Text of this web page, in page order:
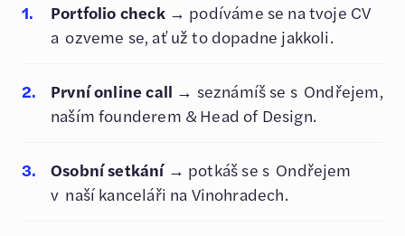
Portfolio check→ podíváme se na tvoje CV
a ozveme se, ať už to dopadne jakkoli.
První online call → seznámíš se s Ondřejem,
naším founderem & Head of Design.
Osobní setkání→ potkáš se s Ondřejem
v naší kanceláři na Vinohradech.